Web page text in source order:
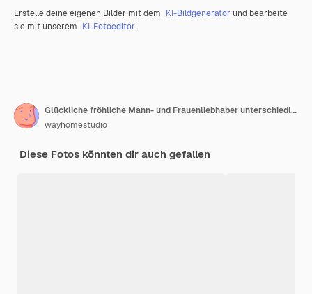
Erstelle deine eigenen Bilder mit dem KI-Bildgenerator und bearbeite
sie mit unserem KI-Fotoeditor.
Glückliche fröhliche Mann- und Frauenliebhaber unterschiedlichen Alters fühlen sich nach einer unvergesslichen Nacht zufrieden
wayhomestudio
Diese Fotos könnten dir auch gefallen